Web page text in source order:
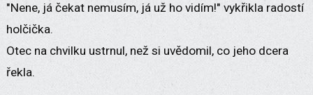
"Nene, já čekat nemusím, já už ho vidím!" vykřikla radostí
holčička.
Otec na chvilku ustrnul, než si uvědomil, co jeho dcera
řekla.